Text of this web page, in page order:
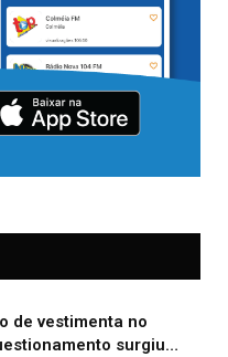
de vestimenta no
surgiu